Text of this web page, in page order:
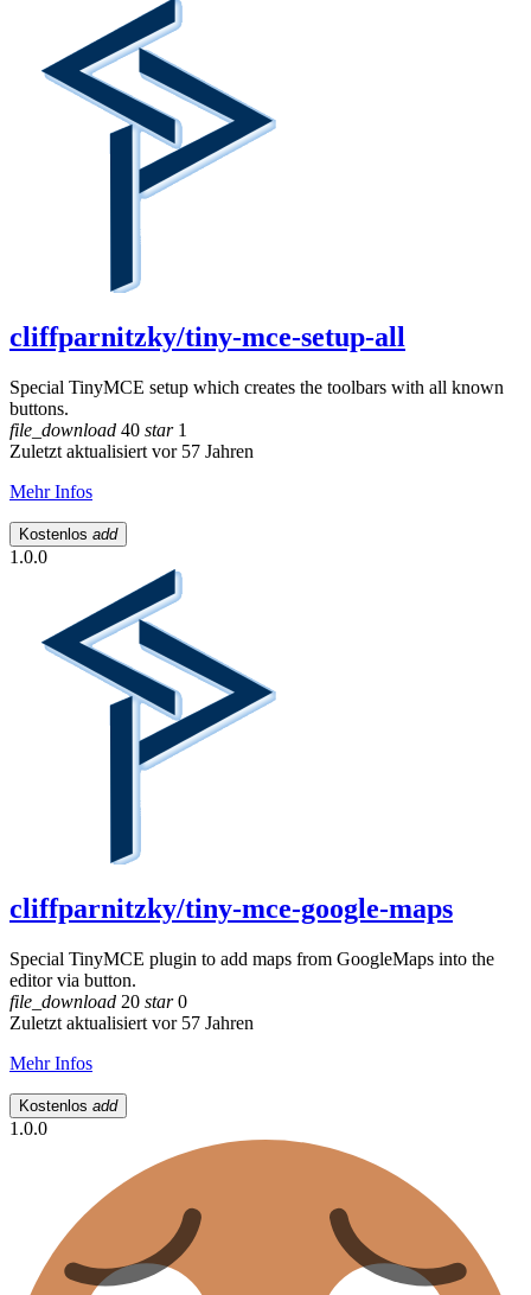
cliffparnitzky/tiny-mce-setup-all
Special TinyMCE setup which creates the toolbars with all known
buttons.
file_download 40 star1
Zuletzt aktualisiert vor 57 Jahren
Mehr Infos
Kostenlos add
1.0.0
cliffparnitzky/tiny-mce-google-maps
Special TinyMCE plugin to add maps from GoogleMaps into the
editor via button.
file_download 20 star0
Zuletzt aktualisiert vor 57 Jahren
Mehr Infos
Kostenlos add
1.0.0